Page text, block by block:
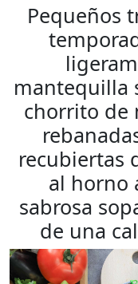
Pequeños
mantequilla
chorrito de
recubiertas
al horno
sabrosa
de una